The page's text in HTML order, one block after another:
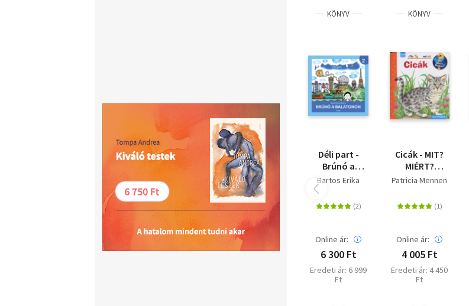
KÖNYV
Déli part -
Brúnó a
Balatonon 2.
Bartos Erika
Online ár:
6 300 Ft
Eredeti ár: 6 999
Ft
KÖNYV
Cicák - MIT?
MIÉRT?
HOGYAN? 7.
Patricia Mennen
Online ár:
4 005 Ft
Eredeti ár: 4 450
Ft